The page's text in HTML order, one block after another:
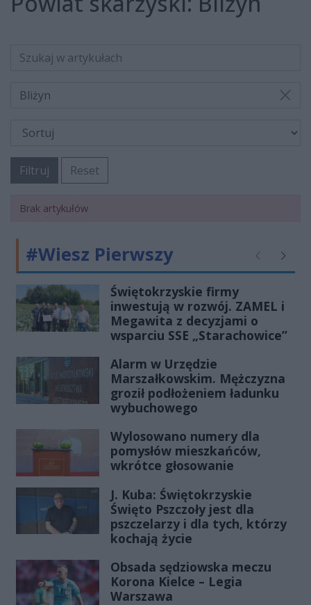
Bliżyn
Filtruj Reset
Brak artykułów
#Wiesz Pierwszy Poprzednie
Świętokrzyskie firmy
inwestują w rozwój. ZAMEL i
Megawita z decyzjami o
wsparciu SSE „Starachowice”
Alarm w Urzędzie
Marszałkowskim. Mężczyzna
groził podłożeniem ładunku
wybuchowego
Wylosowano numery dla
pomysłów mieszkańców,
wkrótce głosowanie
J. Kuba: Świętokrzyskie
Święto Pszczoły jest dla
pszczelarzy i dla tych, którzy
kochają życie
Obsada sędziowska meczu
Korona Kielce – Legia
Warszawa